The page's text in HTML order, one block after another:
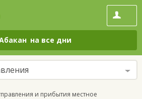
на все дни
и прибытия местное